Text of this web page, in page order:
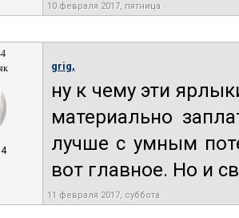
10 февраля 2017, пятница
grig,
ну к чему эти
материально
лучше с умным
вот главное. Но и
11 февраля 2017, суббота